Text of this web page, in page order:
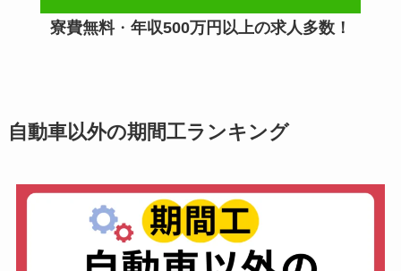
寮費無料・ 年収500万円以上の求人多数！
自動車以外の期間工ランキング